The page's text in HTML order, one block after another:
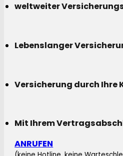
weltweiter
Lebenslanger
Versicherung durch Ihre
Mit Ihrem
ANRUFEN